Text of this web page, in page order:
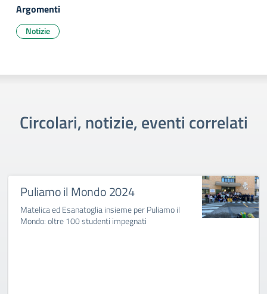
Argomenti
Notizie
Circolari, notizie, eventi correlati
Puliamo il Mondo 2024
Matelica ed Esanatoglia insieme per Puliamo il
Mondo: oltre 100 studenti impegnati